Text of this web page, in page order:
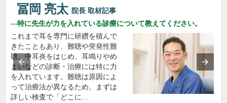
冨岡 亮太 院長 取材記事
特に先生が力を入れている診療について教えてください。
これまで耳を専門に研鑽を積んで
きたこともあり、難聴や突発性難
聴、中耳炎をはじめ、耳鳴りやめ
まいなどの診断・治療には特に力
を入れています。難聴は原因によ
って治療法が異なるため、まずは
詳しい検査で「どこに…